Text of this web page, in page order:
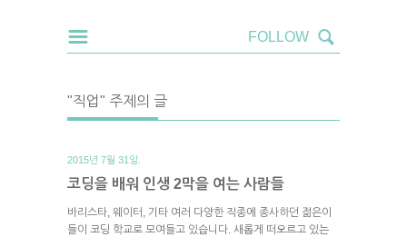
"직업" 주제의 글
2015년 7월 31일.
코딩을 배워 인생 2막을 여는 사람들
바리스타, 웨이터, 기타 여러 다양한 직종에 종사하던 젊은이
들이 코딩 학교로 모여들고 있습니다. 새롭게 떠오르고 있는